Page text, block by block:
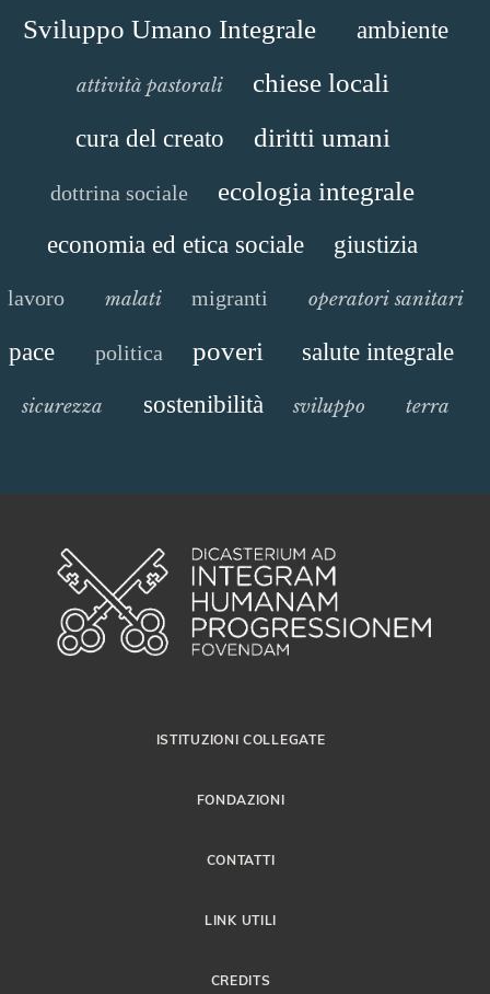
Sviluppo Umano Integrale ambiente
attività pastorali chiese locali
cura del creato diritti umani
dottrina sociale ecologia integrale
economia ed etica sociale giustizia
lavoro malati migranti operatori sanitari
pace politica poveri salute integrale
sicurezza sostenibilità sviluppo terra
ISTITUZIONI COLLEGATE
FONDAZIONI
CONTATTI
LINK UTILI
CREDITS